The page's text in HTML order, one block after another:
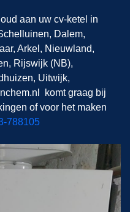
aan uw cv-ketel in
Dalem,
Arkel, Nieuwland,
Rijswijk (NB),
Uitwijk,
komt graag bij
of voor het maken
788105